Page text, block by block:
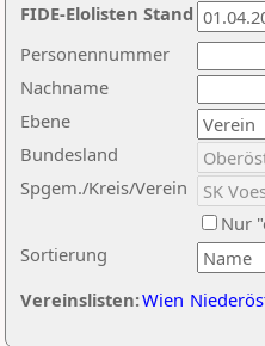
Nachname
Ebene
Sortierung
Personennummer
Bundesland
Spgem./Kreis/Verein
Nur
Vereinslisten:Wien
FIDE-Elolisten Stand